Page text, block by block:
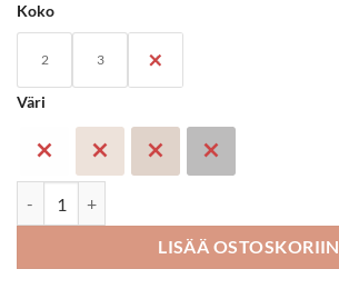
Koko
2 3 4
Väri
LISÄÄ OSTOSKORIIN